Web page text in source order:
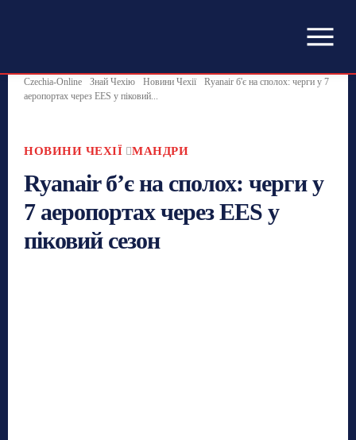
Czechia-Online Знай Чехію Новини Чехії
Ryanair б'є на сполох: черги у 7
аеропортах через EES у піковий...
НОВИНИ ЧЕХІЇ МАНДРИ
Ryanair б’є на сполох: черги у
7 аеропортах через EES у
піковий сезон